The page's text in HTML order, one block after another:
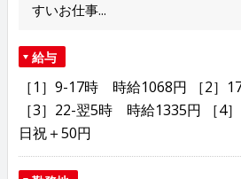
すいお仕事...
給与
［1］9-17時 時給1068円 ［2］
［3］22-翌5時 時給1335円 ［4
日祝＋50円